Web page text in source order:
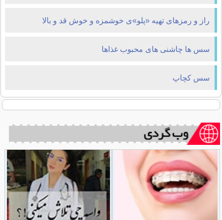
راز و رمزهای تهیه «پلو»ی خوشمزه و خوش قد و بالا
سس ها چاشنی های محبوب غذاها
سس کچاپ